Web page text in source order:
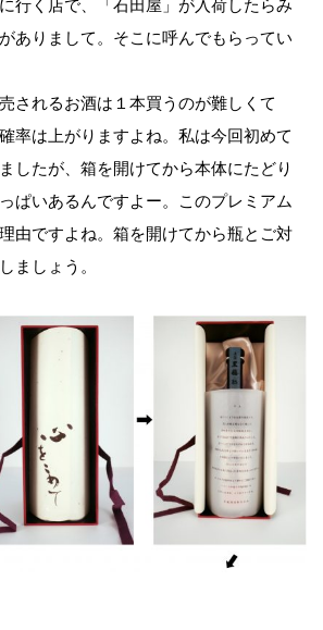
行く店で、「石田屋」が入荷したらみ
ありまして。そこに呼んでもらってい
されるお酒は１本買うのが難しくて
率は上がりますよね。私は今回初めて
したが、箱を開けてから本体にたどり
ぱいあるんですよー。このプレミアム
由ですよね。箱を開けてから瓶とご対
ましょう。